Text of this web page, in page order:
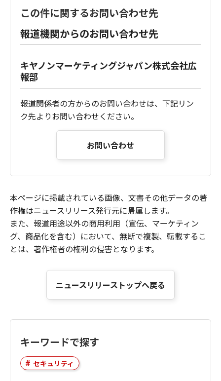
この件に関するお問い合わせ先
報道機関からのお問い合わせ先
キヤノンマーケティングジャパン株式会社広
報部
報道関係者の方からのお問い合わせは、下記リン
ク先よりお問い合わせください。
お問い合わせ
本ページに掲載されている画像、文書その他データの著
作権はニュースリリース発行元に帰属します。
また、報道用途以外の商用利用（宣伝、マーケティン
グ、商品化を含む）において、無断で複製、転載するこ
とは、著作権者の権利の侵害となります。
ニュースリリーストップへ戻る
キーワードで探す
セキュリティ